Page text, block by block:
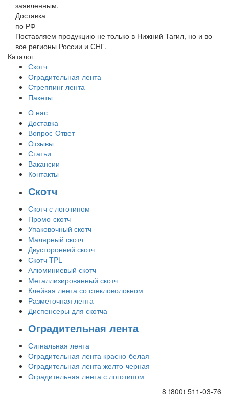
заявленным.
Доставка
по РФ
Поставляем продукцию не только в Нижний Тагил, но и во
все регионы России и СНГ.
Каталог
Скотч
Оградительная лента
Стреппинг лента
Пакеты
О нас
Доставка
Вопрос-Ответ
Отзывы
Статьи
Вакансии
Контакты
Скотч
Скотч с логотипом
Промо-скотч
Упаковочный скотч
Малярный скотч
Двусторонний скотч
Скотч TPL
Алюминиевый скотч
Металлизированный скотч
Клейкая лента со стекловолокном
Разметочная лента
Диспенсеры для скотча
Оградительная лента
Сигнальная лента
Оградительная лента красно-белая
Оградительная лента желто-черная
Оградительная лента с логотипом
8 (800) 511-03-76